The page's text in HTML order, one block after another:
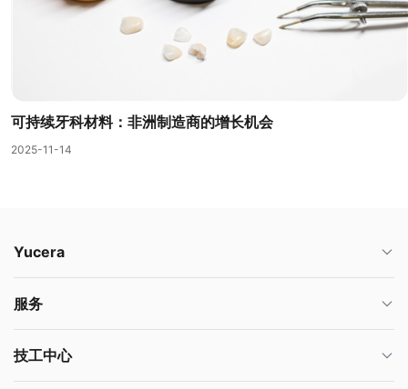
可持续牙科材料：非洲制造商的增长机会
2025-11-14
Yucera
服务
技工中心